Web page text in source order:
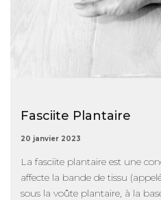
Fasciite Plantaire
20 janvier 2023
La fasciite plantaire est une
affecte la bande de tissu
sous la voûte plantaire, à la